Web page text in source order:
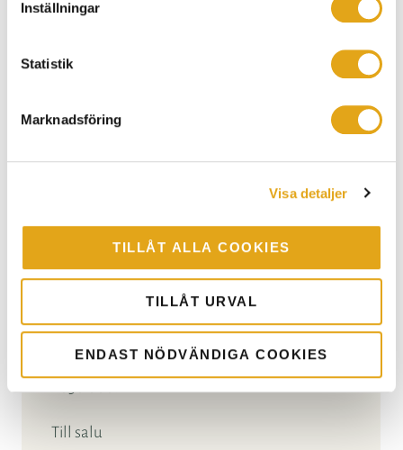
Inställningar
Statistik
Marknadsföring
Visa detaljer
TILLÅT ALLA COOKIES
TILLÅT URVAL
ENDAST NÖDVÄNDIGA COOKIES
1 075 000:-
1 050 000:-
Till salu